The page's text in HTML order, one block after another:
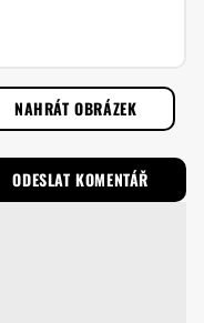
NAHRÁT OBRÁZEK